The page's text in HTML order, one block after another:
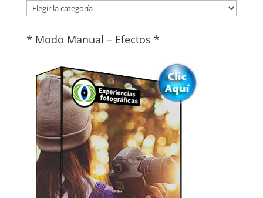
Categorías
* Modo Manual – Efectos *